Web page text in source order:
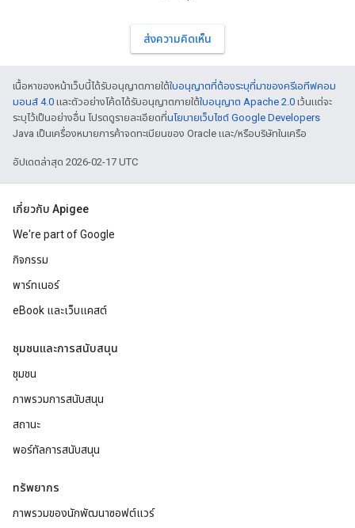
ส่งความคิดเห็น
เนื้อหาของหน้าเว็บนี้ได้รับอนุญาตภายใต้ใบอนุญาตที่ต้องระบุที่มาของครีเอทีฟคอม
มอนส์ 4.0 และตัวอย่างโค้ดได้รับอนุญาตภายใต้ใบอนุญาต Apache 2.0 เว้นแต่จะ
ระบุไว้เป็นอย่างอื่น โปรดดูรายละเอียดที่นโยบายเว็บไซต์ Google Developers
Java เป็นเครื่องหมายการค้าจดทะเบียนของ Oracle และ/หรือบริษัทในเครือ
อัปเดตล่าสุด 2026-02-17 UTC
เกี่ยวกับ Apigee
We're part of Google
กิจกรรม
พาร์ทเนอร์
eBook และเว็บแคสต์
ชุมชนและการสนับสนุน
ชุมชน
ภาพรวมการสนับสนุน
สถานะ
พอร์ทัลการสนับสนุน
ทรัพยากร
ภาพรวมของนักพัฒนาซอฟต์แวร์